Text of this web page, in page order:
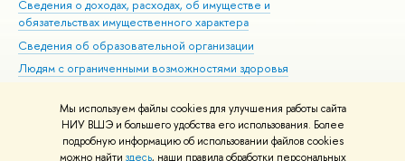
Мы используем файлы cookies для улучшения работы сайта
НИУ ВШЭ и большего удобства его использования. Более
подробную информацию об использовании файлов cookies
можно найти здесь, наши правила обработки персональных
Сведения о доходах, расходах, об имуществе и
обязательствах имущественного характера
Сведения об образовательной организации
Людям с ограниченными возможностями здоровья
Работа в Вышке